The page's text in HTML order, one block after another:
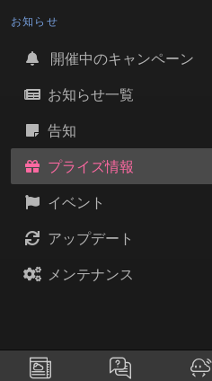
お知らせ
開催中のキャンペーン
お知らせ一覧
告知
プライズ情報
イベント
アップデート
メンテナンス